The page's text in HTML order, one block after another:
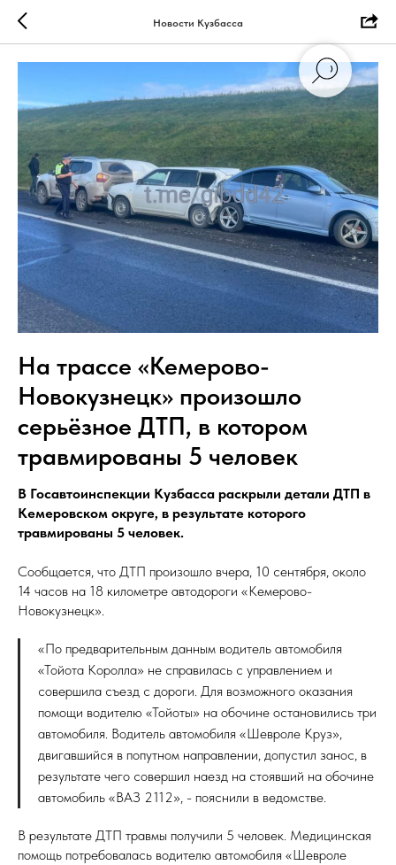
Новости Кузбасса
На трассе «Кемерово-
Новокузнецк» произошло
серьёзное ДТП, в котором
травмированы 5 человек
В Госавтоинспекции Кузбасса раскрыли детали ДТП в
Кемеровском округе, в результате которого
травмированы 5 человек.
Сообщается, что ДТП произошло вчера, 10 сентября, около
14 часов на 18 километре автодороги «Кемерово-
Новокузнецк».
«По предварительным данным водитель автомобиля
«Тойота Королла» не справилась с управлением и
совершила съезд с дороги. Для возможного оказания
помощи водителю «Тойоты» на обочине остановились три
автомобиля. Водитель автомобиля «Шевроле Круз»,
двигавшийся в попутном направлении, допустил занос, в
результате чего совершил наезд на стоявший на обочине
автомобиль «ВАЗ 2112», - пояснили в ведомстве.
В результате ДТП травмы получили 5 человек. Медицинская
помощь потребовалась водителю автомобиля «Шевроле